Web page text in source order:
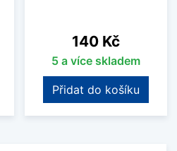
Cena
140 Kč
5 a více skladem
Přidat do košíku